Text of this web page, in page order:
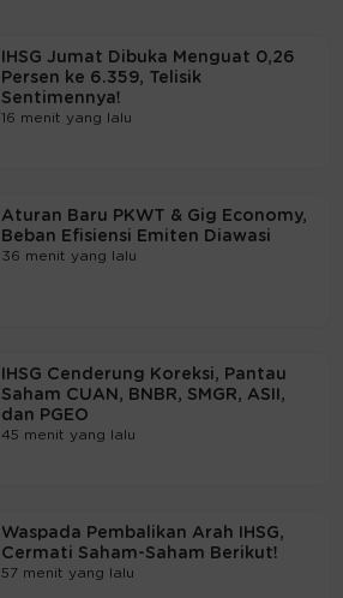
IHSG Jumat Dibuka Menguat 0,26
Persen ke 6.359, Telisik
Sentimennya!
16 menit yang lalu
Aturan Baru PKWT & Gig Economy,
Beban Efisiensi Emiten Diawasi
36 menit yang lalu
IHSG Cenderung Koreksi, Pantau
Saham CUAN, BNBR, SMGR, ASII,
dan PGEO
45 menit yang lalu
Waspada Pembalikan Arah IHSG,
Cermati Saham-Saham Berikut!
57 menit yang lalu